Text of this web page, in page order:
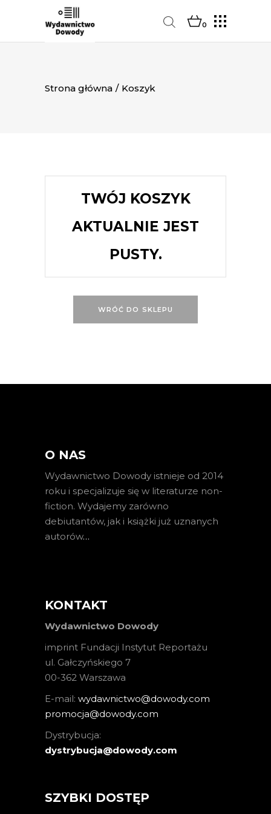
0
Strona główna / Koszyk
TWÓJ KOSZYK
AKTUALNIE JEST
PUSTY.
WRÓĆ DO SKLEPU
O NAS
Wydawnictwo Dowody istnieje od 2014
roku i specjalizuje się w literaturze non-
fiction. Wydajemy zarówno
debiutantów, jak i książki już uznanych
autorów…
KONTAKT
Wydawnictwo Dowody
imprint Fundacji Instytut Reportażu
ul. Gałczyńskiego 7
00-362 Warszawa
E-mail: wydawnictwo@dowody.com
promocja@dowody.com
Dystrybucja:
dystrybucja@dowody.com
SZYBKI DOSTĘP